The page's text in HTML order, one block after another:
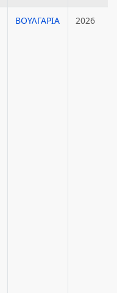
ΒΟΥΛΓΑΡΙΑ 2026